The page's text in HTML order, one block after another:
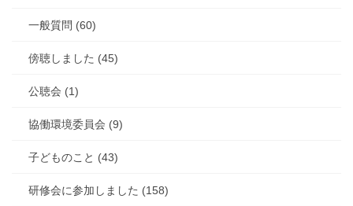
一般質問 (60)
傍聴しました (45)
公聴会 (1)
協働環境委員会 (9)
子どものこと (43)
研修会に参加しました (158)